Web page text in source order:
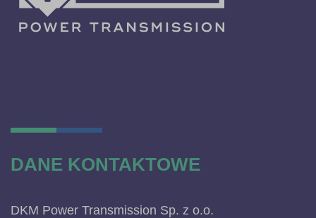
DANE KONTAKTOWE
DKM Power Transmission Sp. z o.o.